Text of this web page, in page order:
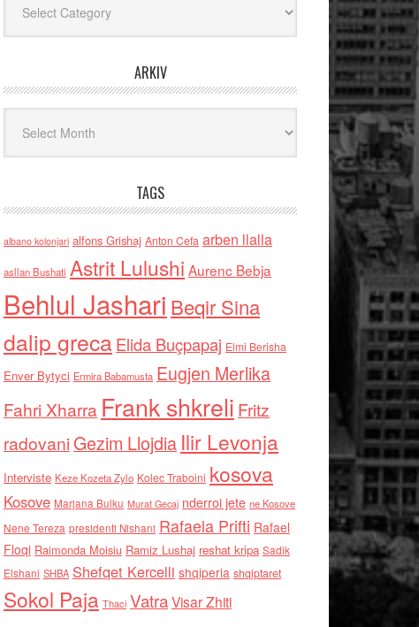
ARKIV
TAGS
albano kolonjari alfons Grishaj Anton Cefa arben llalla
asllan Bushati Astrit Lulushi Aurenc Bebja
Behlul Jashari Beqir Sina
dalip grecaElida Buçpapaj Elmi Berisha
Enver Bytyci Ermira Babamusta Eugjen Merlika
Fahri Xharra Frank shkreli Fritz
radovaniGezim Llojdia Ilir Levonja
Interviste Keze Kozeta Zylo Kolec Traboini kosova
Kosove Marjana Bulku Murat Gecaj nderroi jete ne Kosove
Nene Tereza presidenti Nishani Rafaela Prifti Rafael
Floqi Raimonda Moisiu Ramiz Lushaj reshat kripa Sadik
Elshani SHBA Shefqet Kercelli shqiperia shqiptaret
Sokol Paja Thaci VatraVisar Zhiti